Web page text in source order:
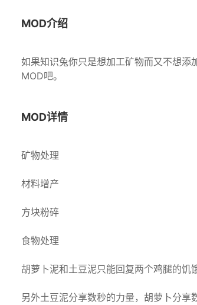
MOD介绍
如果知识兔你只是想加工矿物而又不想
MOD吧。
MOD详情
矿物处理
材料增产
方块粉碎
食物处理
胡萝卜泥和土豆泥只能回复两个鸡腿的饥
另外土豆泥分享数秒的力量，胡萝卜分享